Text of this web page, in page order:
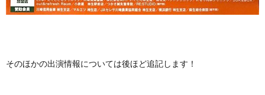
そのほかの出演情報については後ほど追記します！